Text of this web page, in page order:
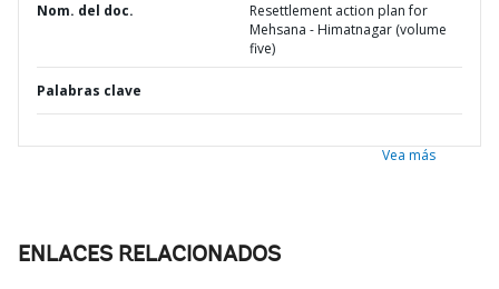
Nom. del doc.
Resettlement action plan for
Mehsana - Himatnagar (volume
five)
Palabras clave
Vea más
ENLACES RELACIONADOS